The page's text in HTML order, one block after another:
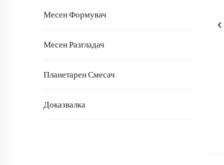
Месен Формувач
Месен Разгладач
Планетарен Смесач
Доказвалка